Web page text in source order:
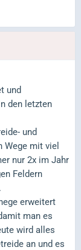
und
den letzten
und
Wege mit viel
nur 2x im Jahr
Feldern
erweitert
man es
wird alles
an und es